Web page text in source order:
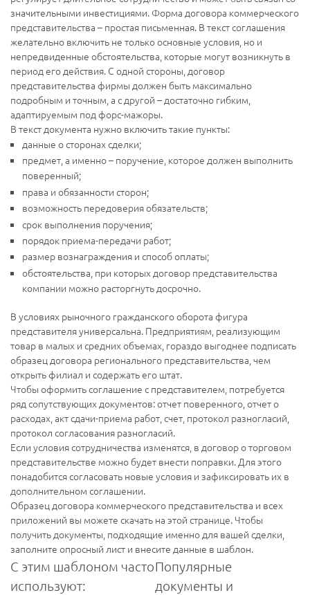
значительными инвестициями. Форма договора коммерческого
представительства – простая письменная. В текст соглашения
желательно включить не только основные условия, но и
непредвиденные обстоятельства, которые могут возникнуть в
период его действия. С одной стороны, договор
представительства фирмы должен быть максимально
подробным и точным, а с другой – достаточно гибким,
адаптируемым под форс-мажоры.
В текст документа нужно включить такие пункты:
данные о сторонах сделки;
предмет, а именно – поручение, которое должен выполнить
поверенный;
права и обязанности сторон;
возможность передоверия обязательств;
срок выполнения поручения;
порядок приема-передачи работ;
размер вознаграждения и способ оплаты;
обстоятельства, при которых договор представительства
компании можно расторгнуть досрочно.
В условиях рыночного гражданского оборота фигура
представителя универсальна. Предприятиям, реализующим
товар в малых и средних объемах, гораздо выгоднее подписать
образец договора регионального представительства, чем
открыть филиал и содержать его штат.
Чтобы оформить соглашение с представителем, потребуется
ряд сопутствующих документов: отчет поверенного, отчет о
расходах, акт сдачи-приема работ, счет, протокол разногласий,
протокол согласования разногласий.
Если условия сотрудничества изменятся, в договор о торговом
представительстве можно будет внести поправки. Для этого
понадобится согласовать новые условия и зафиксировать их в
дополнительном соглашении.
Образец договора коммерческого представительства и всех
приложений вы можете скачать на этой странице. Чтобы
получить документы, подходящие именно для вашей сделки,
заполните опросный лист и внесите данные в шаблон.
С этим шаблоном часто
используют:
Популярные
документы и